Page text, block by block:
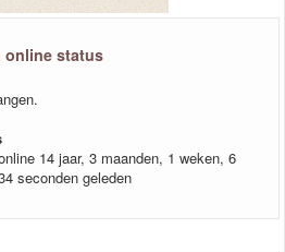
online status
14 jaar, 3 maanden, 1 weken, 6
seconden geleden